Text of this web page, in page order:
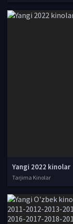
Yangi 2022 kinolar
Tarjima Kinolar